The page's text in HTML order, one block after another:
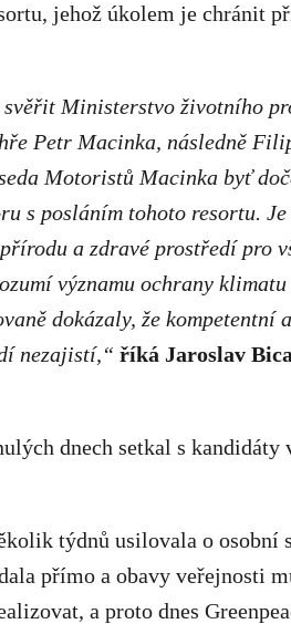
jehož úkolem je chránit
svěřit Ministerstvo životního
Petr Macinka, následně
Motoristů Macinka byť
s posláním tohoto resortu.
a zdravé prostředí pro
významu ochrany
dokázaly, že kompetentní
nezajistí,“ říká Jaroslav
dnech setkal s
týdnů usilovala o osobní
přímo a obavy veřejnosti
a proto dnes